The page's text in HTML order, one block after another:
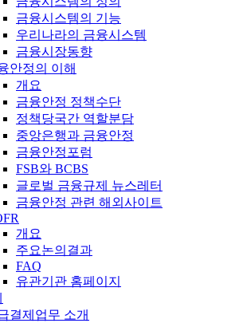
금융시스템의 기능
우리나라의 금융시스템
금융시장동향
안정의 이해
개요
금융안정 정책수단
정책당국간 역할분담
중앙은행과 금융안정
금융안정포럼
FSB와 BCBS
글로벌 금융규제 뉴스레터
금융안정 관련 해외사이트
개요
주요논의결과
FAQ
유관기관 홈페이지
결제업무 소개